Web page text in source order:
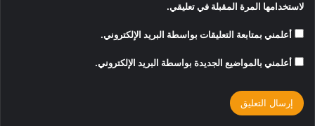
لاستخدامها المرة المقبلة في تعليقي.
أعلمني بمتابعة التعليقات بواسطة البريد الإلكتروني.
أعلمني بالمواضيع الجديدة بواسطة البريد الإلكتروني.